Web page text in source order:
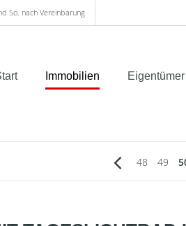
So. nach Vereinbarung
Immobilien Eigentümer
48 49